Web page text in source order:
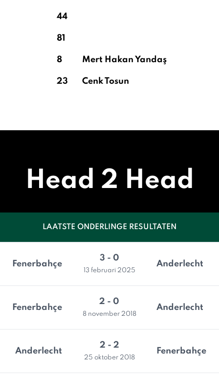
44
81
8 Mert Hakan Yandaş
23 Cenk Tosun
Head 2 Head
LAATSTE ONDERLINGE RESULTATEN
Fenerbahçe
3 - 0
13 februari 2025
Anderlecht
Fenerbahçe
2 - 0
8 november 2018
Anderlecht
Anderlecht
2 - 2
25 oktober 2018
Fenerbahçe